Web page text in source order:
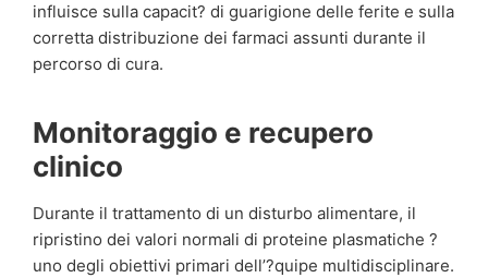
influisce sulla capacit? di guarigione delle ferite e sulla
corretta distribuzione dei farmaci assunti durante il
percorso di cura.
Monitoraggio e recupero
clinico
Durante il trattamento di un disturbo alimentare, il
ripristino dei valori normali di proteine plasmatiche ?
uno degli obiettivi primari dell’?quipe multidisciplinare.